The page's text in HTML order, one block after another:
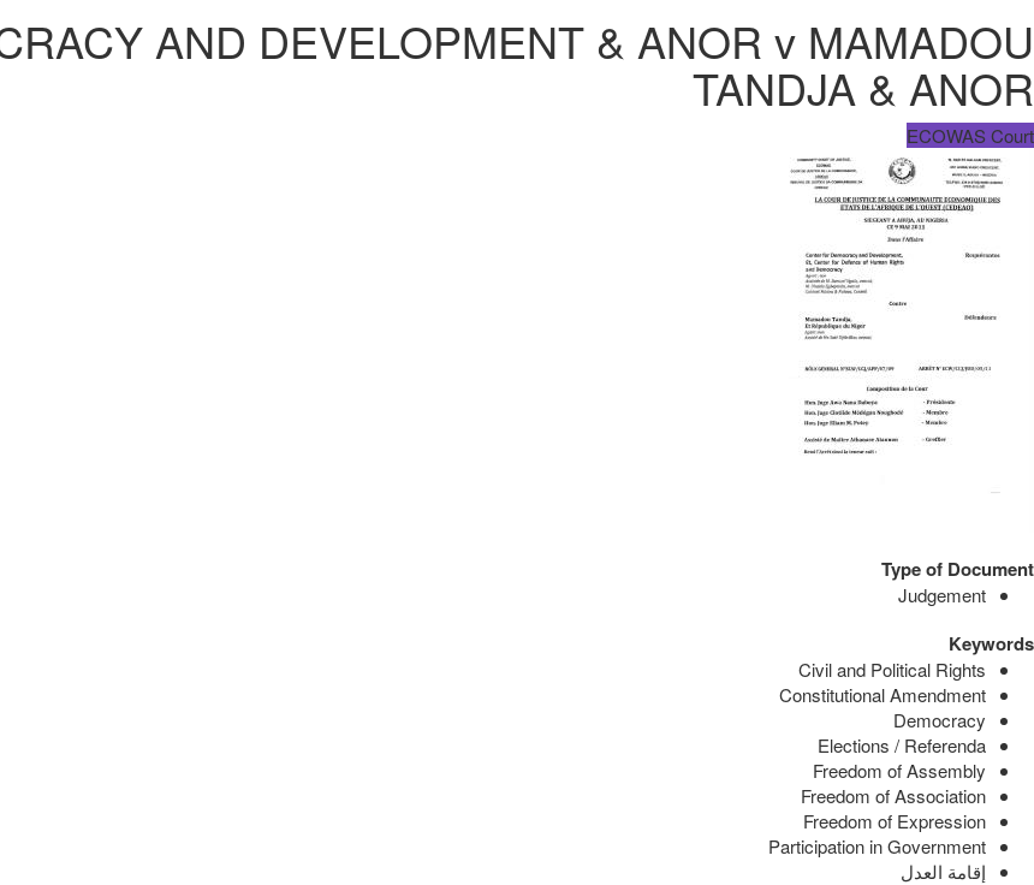
AND DEVELOPMENT & ANOR v MAMADOU
TANDJA & ANOR
ECOWAS Court
Type of Document
Judgement
Keywords
Civil and Political Rights
Constitutional Amendment
Democracy
Elections / Referenda
Freedom of Assembly
Freedom of Association
Freedom of Expression
Participation in Government
إقامة العدل